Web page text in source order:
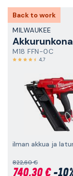
Back to work
MILWAUKEE
M18 FFN-0C
4,7
ilman akkua ja
822,60 €
740,30 €-